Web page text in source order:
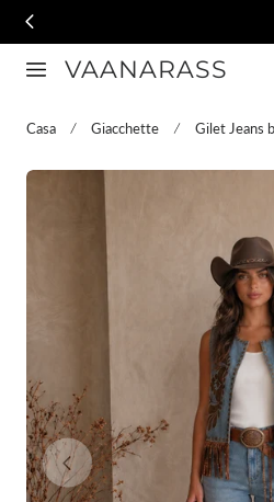
contenuto
VAANARASS
Casa Giacchette Gilet Jeans